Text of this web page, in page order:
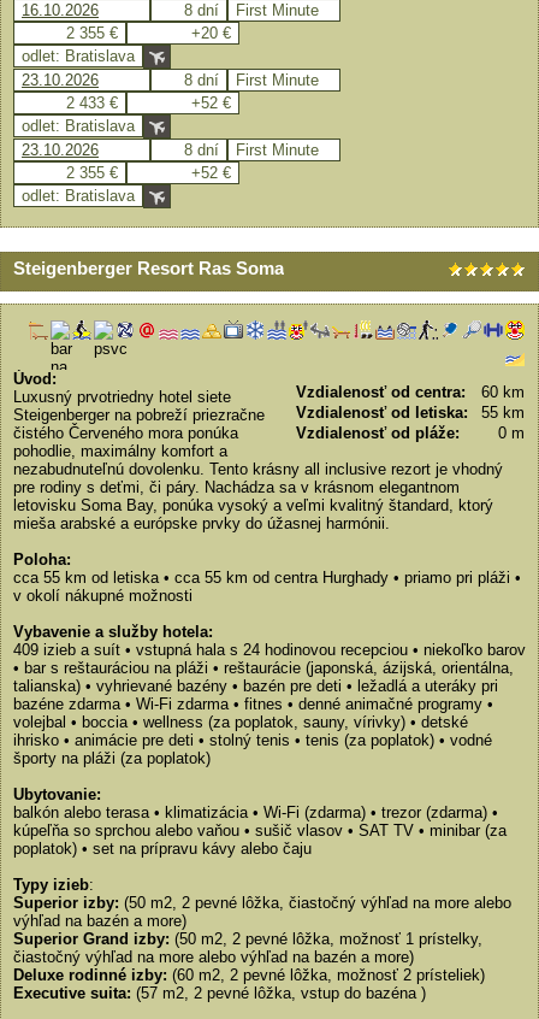
16.10.2026
8 dní
First Minute
2 355 €
+20 €
odlet: Bratislava
23.10.2026
8 dní
First Minute
2 433 €
+52 €
odlet: Bratislava
23.10.2026
8 dní
First Minute
2 355 €
+52 €
odlet: Bratislava
Steigenberger Resort Ras Soma
Vzdialenosť od centra:
60 km
Vzdialenosť od letiska:
55 km
Vzdialenosť od pláže:
0 m
Úvod:
Luxusný prvotriedny hotel siete
Steigenberger na pobreží priezračne
čistého Červeného mora ponúka
pohodlie, maximálny komfort a
nezabudnuteľnú dovolenku. Tento krásny all inclusive rezort je vhodný
pre rodiny s deťmi, či páry. Nachádza sa v krásnom elegantnom
letovisku Soma Bay, ponúka vysoký a veľmi kvalitný štandard, ktorý
mieša arabské a európske prvky do úžasnej harmónii.
Poloha:
cca 55 km od letiska • cca 55 km od centra Hurghady • priamo pri pláži •
v okolí nákupné možnosti
Vybavenie a služby hotela:
409 izieb a suít • vstupná hala s 24 hodinovou recepciou • niekoľko barov
• bar s reštauráciou na pláži • reštaurácie (japonská, ázijská, orientálna,
talianska) • vyhrievané bazény • bazén pre deti • ležadlá a uteráky pri
bazéne zdarma • Wi-Fi zdarma • fitnes • denné animačné programy •
volejbal • boccia • wellness (za poplatok, sauny, vírivky) • detské
ihrisko • animácie pre deti • stolný tenis • tenis (za poplatok) • vodné
športy na pláži (za poplatok)
Ubytovanie:
balkón alebo terasa • klimatizácia • Wi-Fi (zdarma) • trezor (zdarma) •
kúpeľňa so sprchou alebo vaňou • sušič vlasov • SAT TV • minibar (za
poplatok) • set na prípravu kávy alebo čaju
Typy izieb:
Superior izby: (50 m2, 2 pevné lôžka, čiastočný výhľad na more alebo
výhľad na bazén a more)
Superior Grand izby: (50 m2, 2 pevné lôžka, možnosť 1 prístelky,
čiastočný výhľad na more alebo výhľad na bazén a more)
Deluxe rodinné izby: (60 m2, 2 pevné lôžka, možnosť 2 prísteliek)
Executive suita: (57 m2, 2 pevné lôžka, vstup do bazéna )